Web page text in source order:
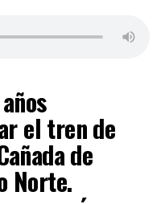
el tren de
de
Norte.